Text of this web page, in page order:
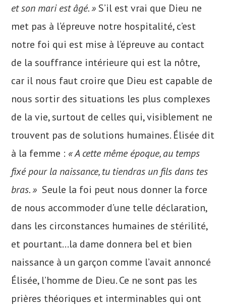
et son mari est âgé. »S’il est vrai que Dieu ne
met pas à l’épreuve notre hospitalité, c’est
notre foi qui est mise à l’épreuve au contact
de la souffrance intérieure qui est la nôtre,
car il nous faut croire que Dieu est capable de
nous sortir des situations les plus complexes
de la vie, surtout de celles qui, visiblement ne
trouvent pas de solutions humaines. Élisée dit
à la femme : « A cette même époque, au temps
fixé pour la naissance, tu tiendras un fils dans tes
bras. » Seule la foi peut nous donner la force
de nous accommoder d’une telle déclaration,
dans les circonstances humaines de stérilité,
et pourtant…la dame donnera bel et bien
naissance à un garçon comme l’avait annoncé
Élisée, l’homme de Dieu. Ce ne sont pas les
prières théoriques et interminables qui ont